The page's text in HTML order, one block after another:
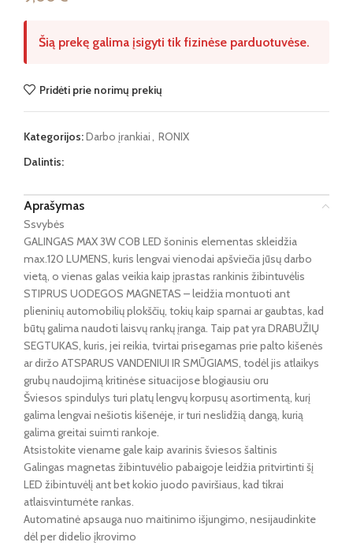
Šią prekę galima įsigyti tik fizinėse parduotuvėse.
Pridėti prie norimų prekių
Kategorijos:Darbo įrankiai, RONIX
Dalintis:
Aprašymas
Ssvybės
GALINGAS MAX 3W COB LED šoninis elementas skleidžia
max.120 LUMENS, kuris lengvai vienodai apšviečia jūsų darbo
vietą, o vienas galas veikia kaip įprastas rankinis žibintuvėlis
STIPRUS UODEGOS MAGNETAS – leidžia montuoti ant
plieninių automobilių plokščių, tokių kaip sparnai ar gaubtas, kad
būtų galima naudoti laisvų rankų įranga. Taip pat yra DRABUŽIŲ
SEGTUKAS, kuris, jei reikia, tvirtai prisegamas prie palto kišenės
ar diržo ATSPARUS VANDENIUI IR SMŪGIAMS, todėl jis atlaikys
grubų naudojimą kritinėse situacijose blogiausiu oru
Šviesos spindulys turi platų lengvų korpusų asortimentą, kurį
galima lengvai nešiotis kišenėje, ir turi neslidžią dangą, kurią
galima greitai suimti rankoje.
Atsistokite viename gale kaip avarinis šviesos šaltinis
Galingas magnetas žibintuvėlio pabaigoje leidžia pritvirtinti šį
LED žibintuvėlį ant bet kokio juodo paviršiaus, kad tikrai
atlaisvintumėte rankas.
Automatinė apsauga nuo maitinimo išjungimo, nesijaudinkite
dėl per didelio įkrovimo